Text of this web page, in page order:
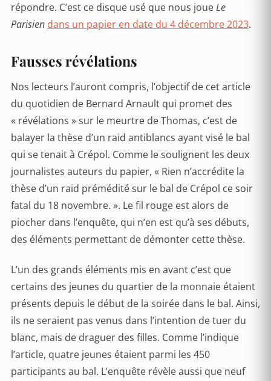
répondre. C’est ce disque usé que nous joueLe
Parisien dans un papier en date du 4 décembre 2023.
Fausses révélations
Nos lecteurs l’auront compris, l’objectif de cet article
du quotidien de Bernard Arnault qui promet des
« révélations » sur le meurtre de Thomas, c’est de
balayer la thèse d’un raid antiblancs ayant visé le bal
qui se tenait à Crépol. Comme le soulignent les deux
journalistes auteurs du papier, « Rien n’accrédite la
thèse d’un raid prémédité sur le bal de Crépol ce soir
fatal du 18 novembre. ». Le fil rouge est alors de
piocher dans l’enquête, qui n’en est qu’à ses débuts,
des éléments permettant de démonter cette thèse.
L’un des grands éléments mis en avant c’est que
certains des jeunes du quartier de la monnaie étaient
présents depuis le début de la soirée dans le bal. Ainsi,
ils ne seraient pas venus dans l’intention de tuer du
blanc, mais de draguer des filles. Comme l’indique
l’article, quatre jeunes étaient parmi les 450
participants au bal. L’enquête révèle aussi que neuf